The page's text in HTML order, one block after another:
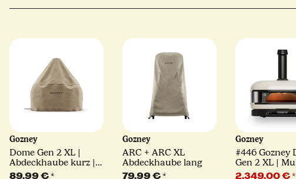
Gozney
Dome Gen 2 XL |
Abdeckhaube kurz |
braun
89,99 €*
Gozney
ARC + ARC XL
Abdeckhaube lang
79,99 €*
Gozney
#446 Gozney
Gen 2 XL |
Pizzaofen |
2.349,00 €*